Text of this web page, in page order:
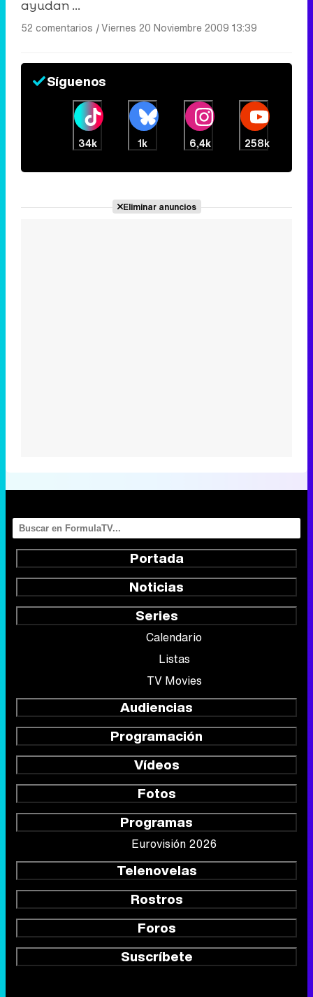
ayudan ...
52 comentarios |Viernes 20 Noviembre 2009 13:39
Síguenos
34k 1k 6,4k 258k
Eliminar anuncios
Portada
Noticias
Series
Calendario
Listas
TV Movies
Audiencias
Programación
Vídeos
Fotos
Programas
Eurovisión 2026
Telenovelas
Rostros
Foros
Suscríbete